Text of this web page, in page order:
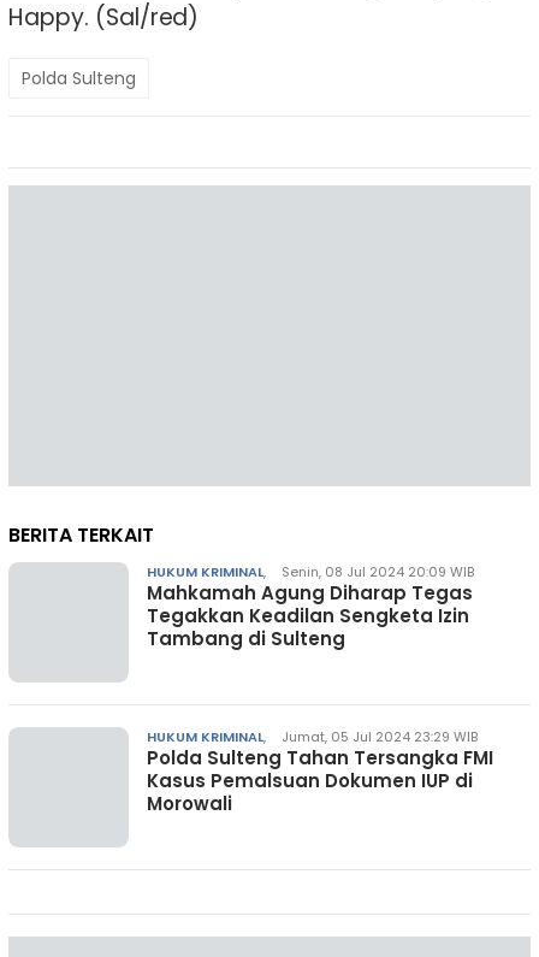
Happy. (Sal/red)
Polda Sulteng
BERITA TERKAIT
HUKUM KRIMINAL, Senin, 08 Jul 2024 20:09 WIB
Mahkamah Agung Diharap Tegas
Tegakkan Keadilan Sengketa Izin
Tambang di Sulteng
HUKUM KRIMINAL, Jumat, 05 Jul 2024 23:29 WIB
Polda Sulteng Tahan Tersangka FMI
Kasus Pemalsuan Dokumen IUP di
Morowali